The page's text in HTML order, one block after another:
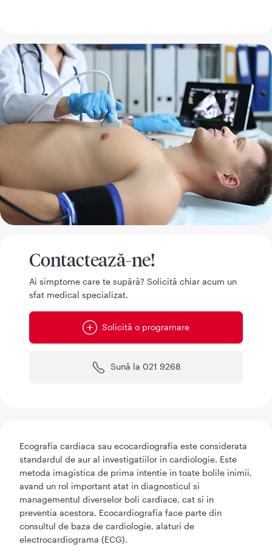
Contactează-ne!
Ai simptome care te supără? Solicită chiar acum un
sfat medical specializat.
Solicită o programare
Sună la 021 9268
Ecografia cardiaca sau ecocardiografia este considerata
standardul de aur al investigatiilor in cardiologie. Este
metoda imagistica de prima intentie in toate bolile inimii,
avand un rol important atat in diagnosticul si
managementul diverselor boli cardiace, cat si in
preventia acestora. Ecocardiografia face parte din
consultul de baza de cardiologie, alaturi de
electrocardiograma (ECG).